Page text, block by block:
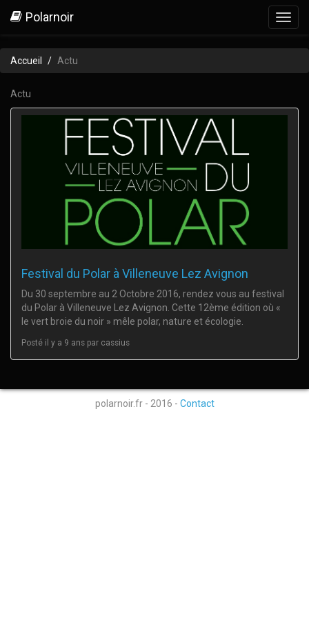
Polarnoir
Accueil Actu
Actu
Festival du Polar à Villeneuve Lez Avignon
Du 30 septembre au 2 Octobre 2016, rendez vous au festival
du Polar à Villeneuve Lez Avignon. Cette 12ème édition où «
le vert broie du noir » mêle polar, nature et écologie.
Posté il y a 9 ans par cassius
polarnoir.fr - 2016 - Contact